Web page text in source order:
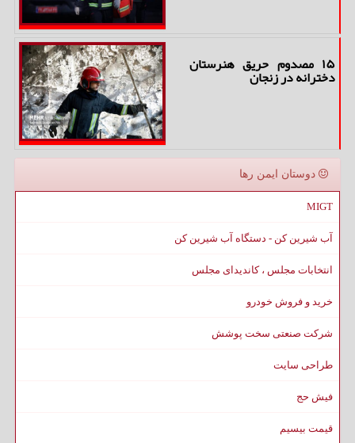
۱۵ مصدوم حریق هنرستان
دخترانه در زنجان
دوستان ایمن رها
MIGT
آب شیرین کن - دستگاه آب شیرین کن
انتخابات مجلس ، کاندیدای مجلس
خرید و فروش خودرو
شرکت صنعتی سخت پوشش
طراحی سایت
فیش حج
قیمت بیسیم